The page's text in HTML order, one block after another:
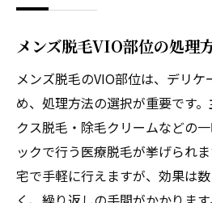
メンズ脱毛VIO部位の処理
メンズ脱毛のVIO部位は、デリ
め、処理方法の選択が重要です
クス脱毛・除毛クリームなどの
ックで行う医療脱毛が挙げられ
宅で手軽に行えますが、効果は